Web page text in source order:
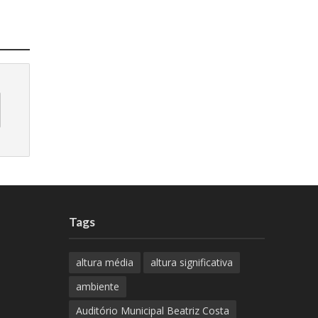
Tags
altura média
altura significativa
ambiente
Auditório Municipal Beatriz Costa